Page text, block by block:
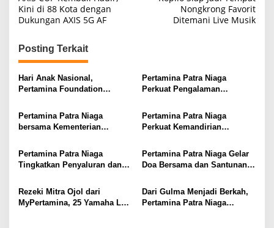
a
v
i
g
a
s
i
p
s
Kini di 88 Kota dengan
Dukungan AXIS 5G AF
Nongkrong Favorit
Ditemani Live Musik
Posting Terkait
Hari Anak Nasional,
Pertamina Foundation
Dini
Pertamina Patra Niaga
Perkuat Pengalaman
Implementasi Program
Danantara Indonesia CX100
Pertamina Patra Niaga
bersama Kementerian
Perkuat Penyediaan Energi
bagi Nelayan
Pertamina Patra Niaga
Perkuat Kemandirian
Pemberdayaan Berbasis
Potensi Lokal dari Sumatera
Pertamina Patra Niaga
Tingkatkan Penyaluran dan
Sejumlah Wilayah
Pertamina Patra Niaga Gelar
Doa Bersama dan Santunan
Operasional Kilang
Balikpapan
Rezeki Mitra Ojol dari
MyPertamina, 25 Yamaha Lexi
Dari Gulma Menjadi Berkah,
Pertamina Patra Niaga